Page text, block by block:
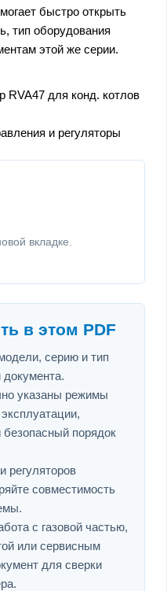
быстро открыть
тип оборудования
этой же серии.
RVA47 для конд. котлов
и регуляторы
вкладке.
в этом PDF
серию и тип
указаны режимы
безопасный порядок
регуляторов
совместимость
с газовой частью,
или сервисным
для сверки